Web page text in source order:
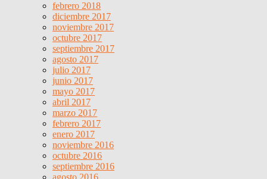
febrero 2018
diciembre 2017
noviembre 2017
octubre 2017
septiembre 2017
agosto 2017
julio 2017
junio 2017
mayo 2017
abril 2017
marzo 2017
febrero 2017
enero 2017
noviembre 2016
octubre 2016
septiembre 2016
agosto 2016